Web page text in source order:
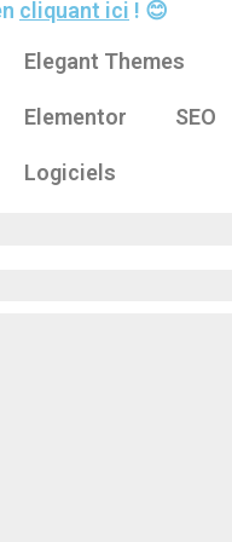
cliquant ici ! 😊
Elegant Themes
Elementor SEO
Logiciels